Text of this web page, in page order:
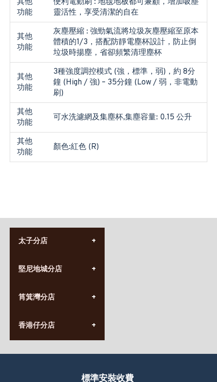
其他
功能
便利電動刷 : 地毯地板都可兼顧，增加吸塵
靈活性，享受清潔的自在
其他
功能
灰塵壓縮 : 強勁氣流將垃圾灰塵壓縮至原本
體積的1/3，搭配防靜電塵杯設計，防止倒
垃圾時揚塵，省卻頻繁清理塵杯
其他
功能
3種強度調控模式 (強，標準，弱)，約 8分
鐘 (High / 強) – 35分鐘 (Low / 弱，非電動
刷)
其他
功能
可水洗濾網及集塵杯,集塵容量: 0.15 公升
其他
功能
顏色:紅色 (R)
太子分店
營業時間:
九龍太子太子道西141號
堅尼地城分店
營業時間:
香港堅尼地城卑路乍街
(堅尼地城地鐵站B出口)
筲箕灣分店
營業時間:
(10:00am-20:30pm)
香港仔分店
營業時間:
香港香港仔成都道20-28號標準安裝收費